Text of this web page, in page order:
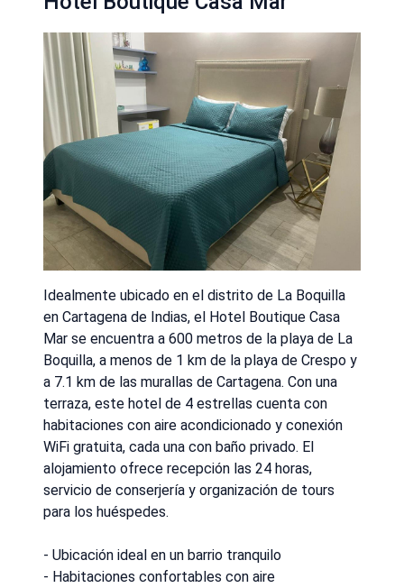
Idealmente ubicado en el distrito de La Boquilla
en Cartagena de Indias, el Hotel Boutique Casa
Mar se encuentra a 600 metros de la playa de La
Boquilla, a menos de 1 km de la playa de Crespo y
a 7.1 km de las murallas de Cartagena. Con una
terraza, este hotel de 4 estrellas cuenta con
habitaciones con aire acondicionado y conexión
WiFi gratuita, cada una con baño privado. El
alojamiento ofrece recepción las 24 horas,
servicio de conserjería y organización de tours
para los huéspedes.
- Ubicación ideal en un barrio tranquilo
- Habitaciones confortables con aire